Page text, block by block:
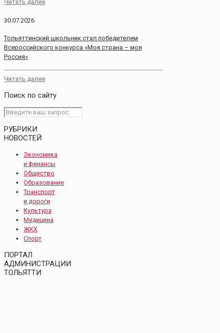
Читать далее
30.07.2026
Тольяттинский школьник стал победителем
Всероссийского конкурса «Моя страна – моя
Россия»
Читать далее
Поиск по сайту
РУБРИКИ
НОВОСТЕЙ
Экономика
и финансы
Общество
Образование
Транспорт
и дороги
Культура
Медицина
ЖКХ
Спорт
ПОРТАЛ
АДМИНИСТРАЦИИ
ТОЛЬЯТТИ